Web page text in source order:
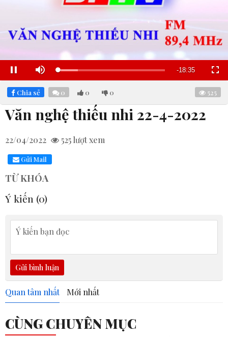
Pause Mute Loaded:
18.44%
Remaining
-18:34
Chia sẻ 0 0 0 525
Văn nghệ thiếu nhi 22-4-2022
22/04/2022 525lượt xem
Gửi Mail
TỪ KHÓA
Ý kiến (0)
Gửi bình luận
Quan tâm nhất Mới nhất
CÙNG CHUYÊN MỤC